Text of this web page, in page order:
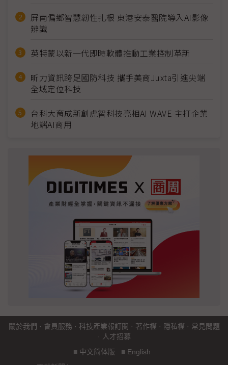
屏南偏鄉智慧韌性扎根 東港安泰醫院導入AI影像
辨識
英特蒙以新一代即時軟體推動工業控制革新
昕力資訊跨足國防科技 攜手美商Juxta引進尖端
全域定位科技
台科大育成新創虎智科技亮相AI WAVE 主打企業
地端AI商用
關於我們 · 會員服務 · 科技產業報訂閱 · 著作權 · 隱私權 · 常見問題
· 人才招募
■ 中文简体版 ■ English